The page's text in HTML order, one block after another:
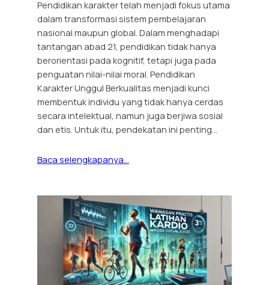
Pendidikan karakter telah menjadi fokus utama
dalam transformasi sistem pembelajaran
nasional maupun global. Dalam menghadapi
tantangan abad 21, pendidikan tidak hanya
berorientasi pada kognitif, tetapi juga pada
penguatan nilai-nilai moral. Pendidikan
Karakter Unggul Berkualitas menjadi kunci
membentuk individu yang tidak hanya cerdas
secara intelektual, namun juga berjiwa sosial
dan etis. Untuk itu, pendekatan ini penting…
Baca selengkapanya…